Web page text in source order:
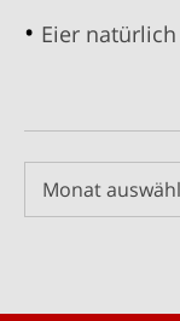
Eier
Archiv